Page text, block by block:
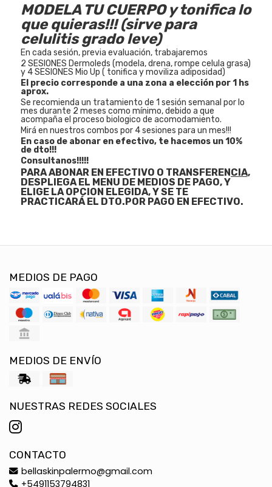
MODELA TU CUERPO y tonifica lo
que quieras!!! (sirve para
celulitis grado leve)
En cada sesión, previa evaluación, trabajaremos
2 SESIONES Dermoleds (modela, drena, rompe celula grasa)
y 4 SESIONES Mio Up ( tonifica y moviliza adiposidad)
El precio corresponde a una zona a elección por 1 hs
aprox.
Se recomienda un tratamiento de 1 sesión semanal por lo
mes durante 2 meses como mínimo, debido a que
acompaña el proceso biologico de acomodamiento.
Mirá en nuestros combos por 4 sesiones para un mes!!!
En caso de abonar en efectivo, te hacemos un 10%
de dto!!!
Consultanos!!!!!
PARAABONAR EN EFECTIVO O TRANSFERENCIA,
DESPLIEGA EL MENU DE MEDIOS DE PAGO, Y
ELIGE LA OPCION ELEGIDA, Y SE TE
PRACTICARÁ EL DTO.POR PAGO EN EFECTIVO.
MEDIOS DE PAGO
MEDIOS DE ENVÍO
NUESTRAS REDES SOCIALES
CONTACTO
bellaskinpalermo@gmail.com
+5491153794831